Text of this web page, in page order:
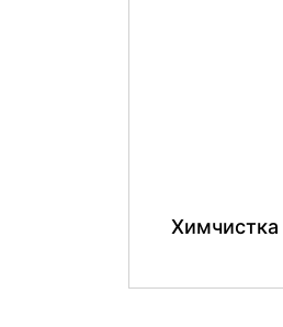
Химчистка